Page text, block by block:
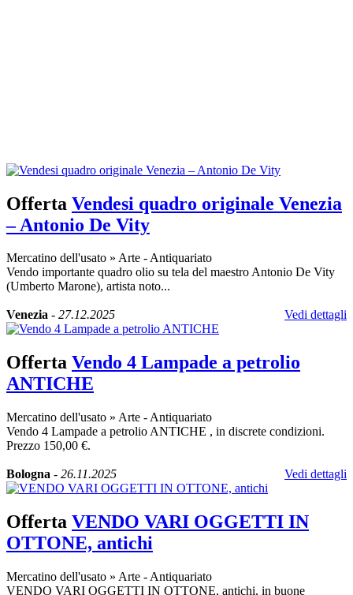
Offerta Vendesi quadro originale Venezia
– Antonio De Vity
Mercatino dell'usato » Arte - Antiquariato
Vendo importante quadro olio su tela del maestro Antonio De Vity
(Umberto Marone), artista noto...
Venezia - 27.12.2025 Vedi dettagli
Offerta Vendo 4 Lampade a petrolio
ANTICHE
Mercatino dell'usato » Arte - Antiquariato
Vendo 4 Lampade a petrolio ANTICHE , in discrete condizioni.
Prezzo 150,00 €.
Bologna - 26.11.2025 Vedi dettagli
Offerta VENDO VARI OGGETTI IN
OTTONE, antichi
Mercatino dell'usato » Arte - Antiquariato
VENDO VARI OGGETTI IN OTTONE, antichi, in buone